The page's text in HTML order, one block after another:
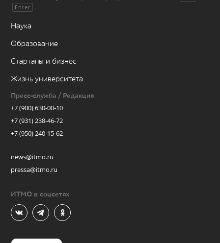
Enter .
Наука
Образование
Стартапы и бизнес
Жизнь университета
Пресс-служба / Редакция
+7 (900) 630-00-10
+7 (931) 238-46-72
+7 (950) 240-15-62
news@itmo.ru
pressa@itmo.ru
ИТМО в соцсетях